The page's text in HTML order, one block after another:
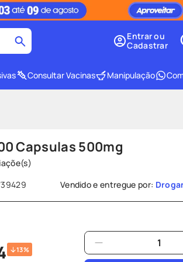
Entrar ou
Cadastrar
Consultar Vacinas Manipulação
Capsulas 500mg
Vendido e entregue por:
13%